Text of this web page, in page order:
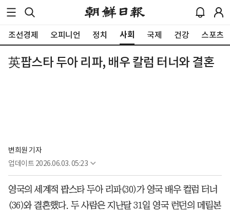
조선경제 오피니언 정치 사회 국제 건강 스포츠
英팝스타 두아 리파, 배우 칼럼 터너와 결혼
변희원 기자
업데이트 2026.06.03. 05:23
영국의 세계적 팝스타 두아 리파(30)가 영국 배우 컬럼 터너
(36)와 결혼했다. 두 사람은 지난달 31일 영국 런던의 메릴본